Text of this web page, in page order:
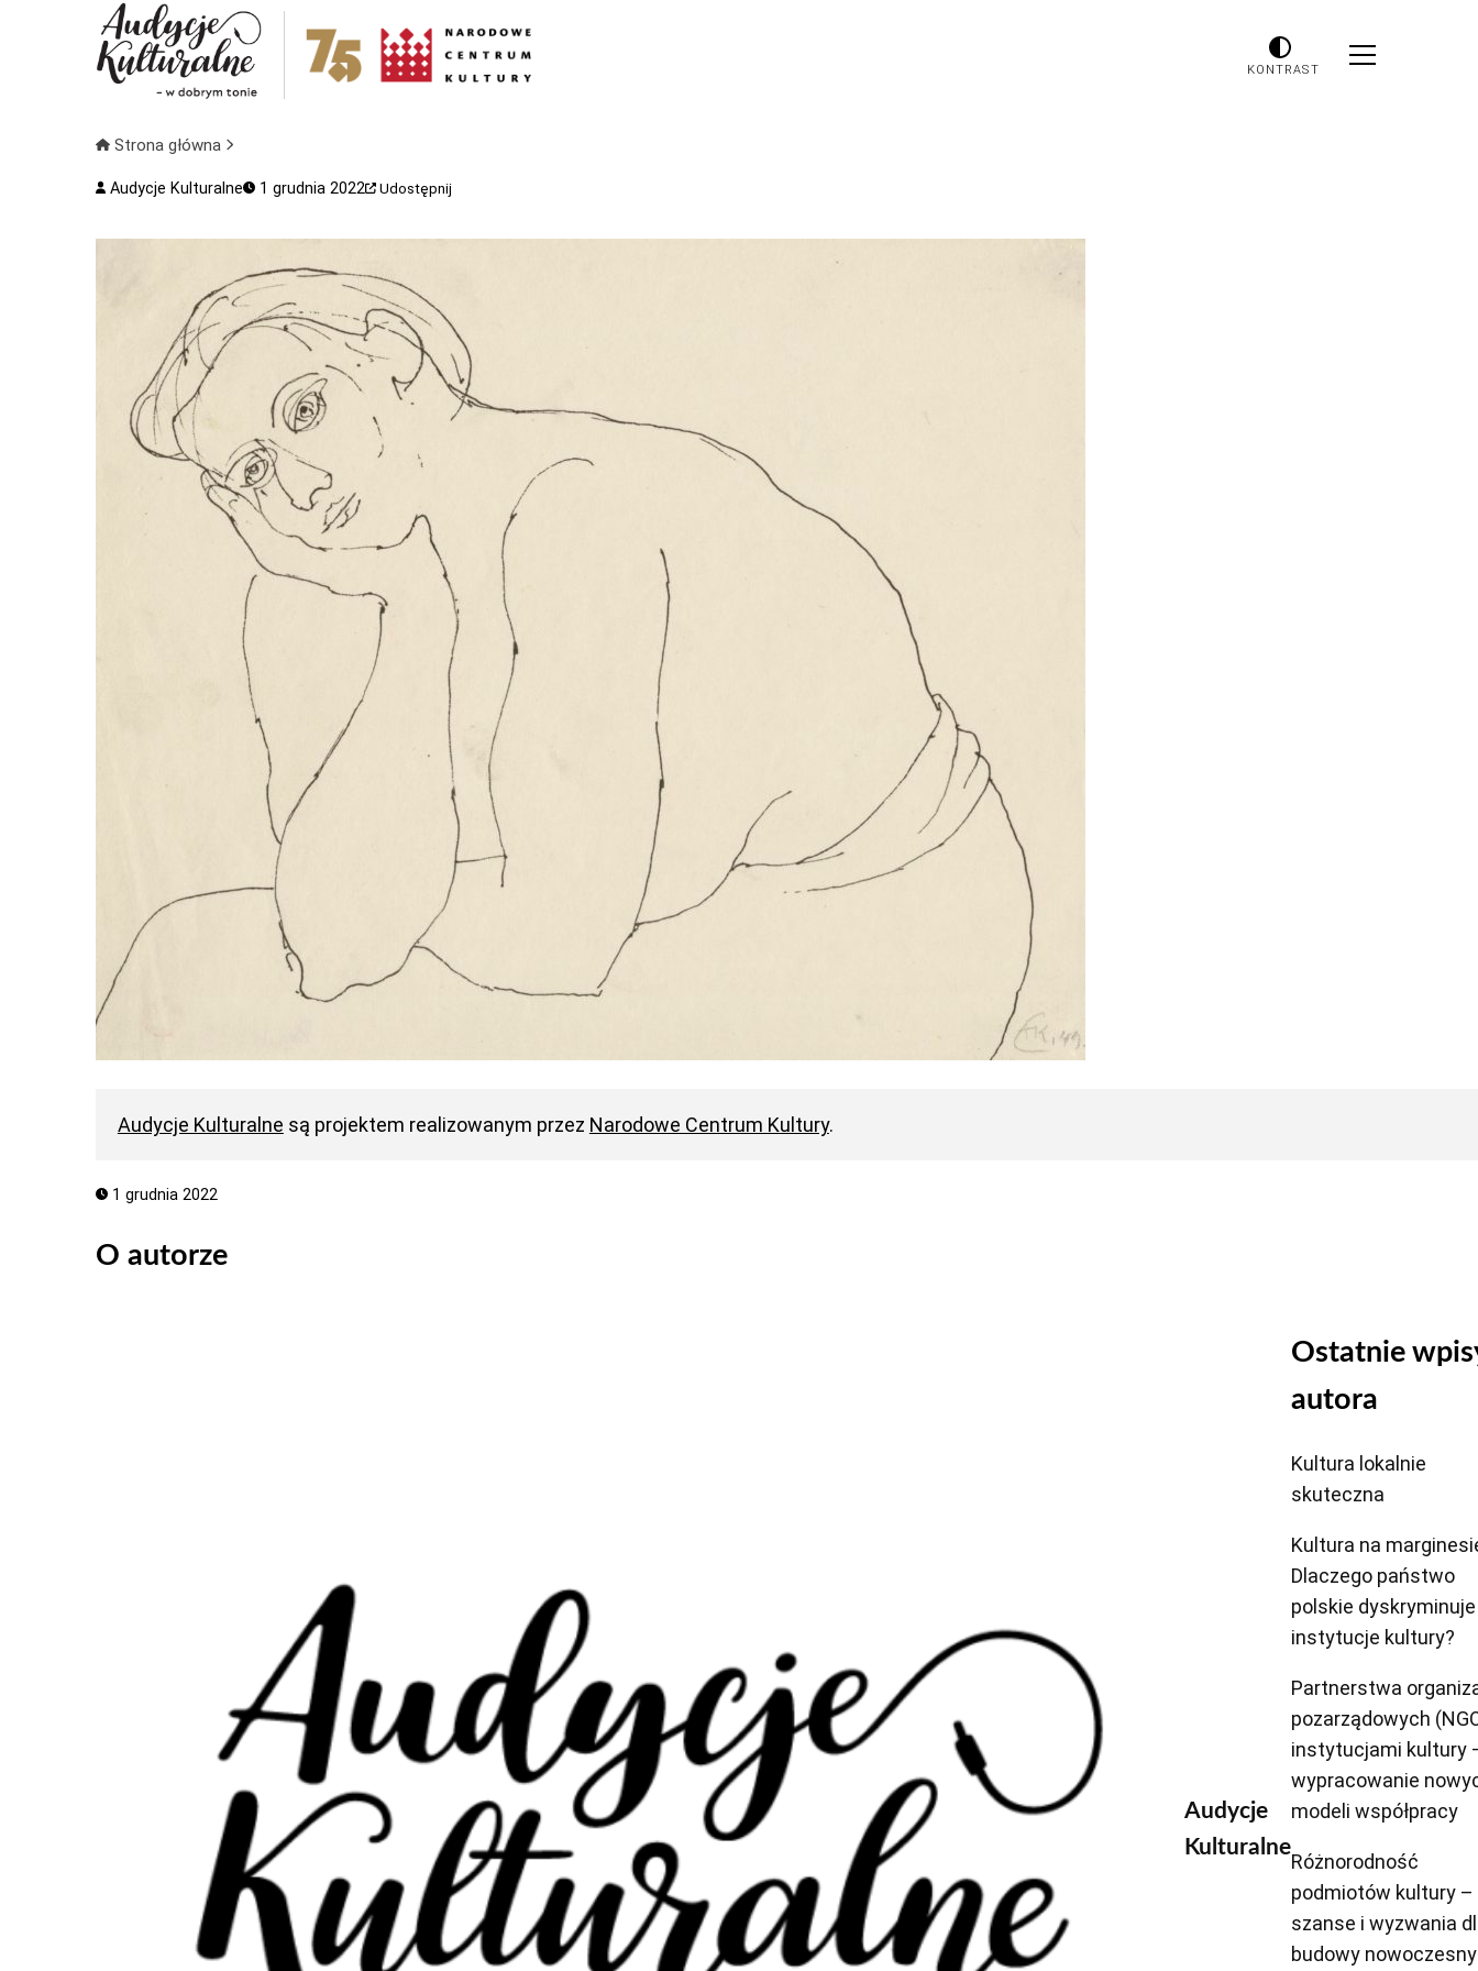
KONTRAST
Strona główna
Audycje Kulturalne 1 grudnia 2022 Udostępnij
Audycje Kulturalne są projektem realizowanym przez Narodowe Centrum Kultury.
1 grudnia 2022
O autorze
Audycje
Kulturalne
Ostatnie
autora
Kultura lokalnie
skuteczna
Kultura na
Dlaczego państwo
polskie dyskryminuje
instytucje kultury?
Partnerstwa
pozarządowych
instytucjami kultury
wypracowanie
modeli współpracy
Różnorodność
podmiotów kultury –
szanse i wyzwania
budowy